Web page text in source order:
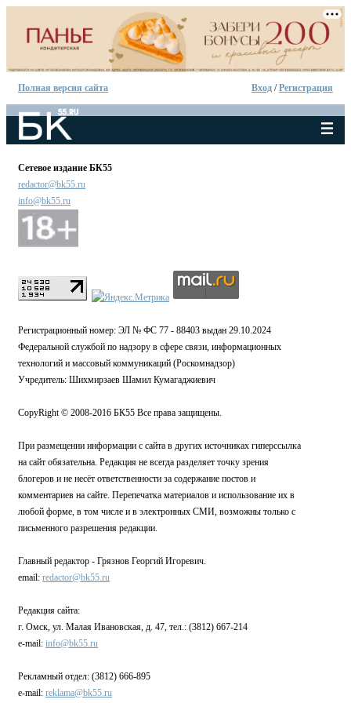
Полная версия сайта Вход /Регистрация
Сетевое издание БК55
redactor@bk55.ru
info@bk55.ru
Регистрационный номер: ЭЛ № ФС 77 - 88403 выдан 29.10.2024
Федеральной службой по надзору в сфере связи, информационных
технологий и массовый коммуникаций (Роскомнадзор)
Учредитель: Шихмирзаев Шамил Кумагаджиевич
CopyRight © 2008-2016 БК55 Все права защищены.
При размещении информации с сайта в других источниках гиперссылка
на сайт обязательна. Редакция не всегда разделяет точку зрения
блогеров и не несёт ответственности за содержание постов и
комментариев на сайте. Перепечатка материалов и использование их в
любой форме, в том числе и в электронных СМИ, возможны только с
письменного разрешения редакции.
Главный редактор - Грязнов Георгий Игоревич.
email: redactor@bk55.ru
Редакция сайта:
г. Омск, ул. Малая Ивановская, д. 47, тел.: (3812) 667-214
e-mail: info@bk55.ru
Рекламный отдел: (3812) 666-895
e-mail: reklama@bk55.ru